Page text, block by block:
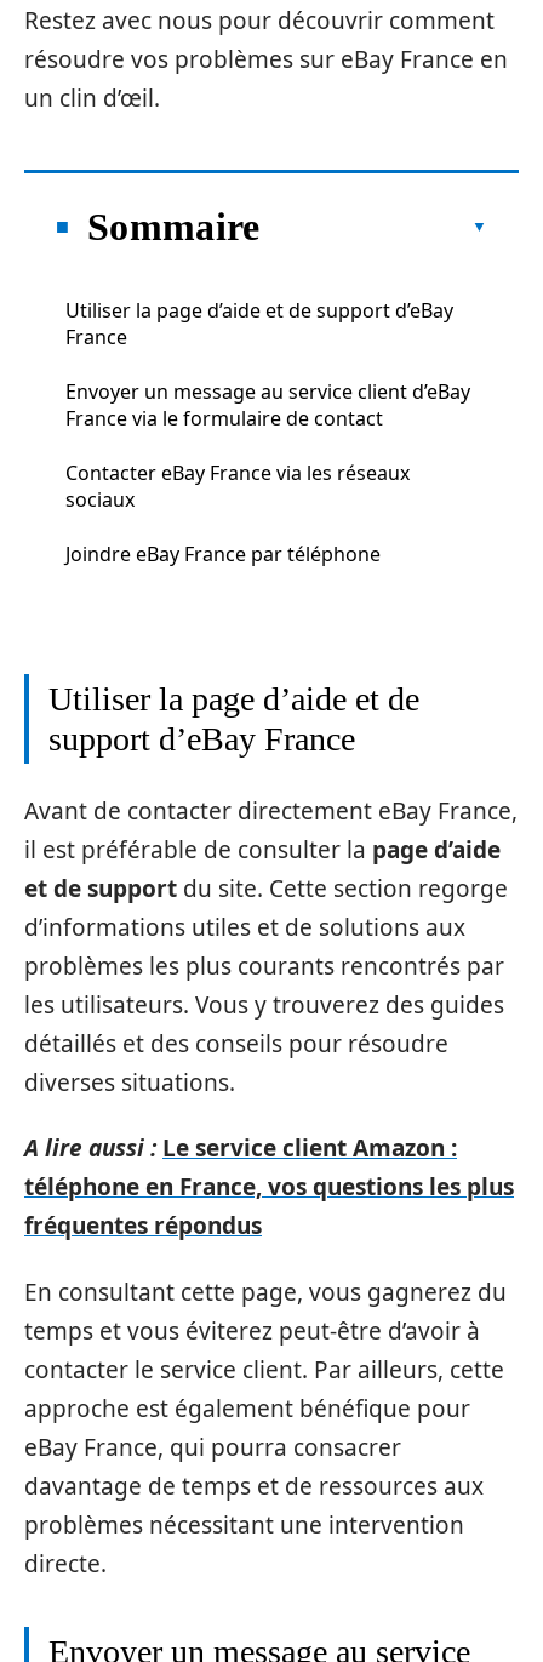
Restez avec nous pour découvrir comment
résoudre vos problèmes sur eBay France en
un clin d’œil.
Sommaire
Utiliser la page d’aide et de support d’eBay
France
Envoyer un message au service client d’eBay
France via le formulaire de contact
Contacter eBay France via les réseaux
sociaux
Joindre eBay France par téléphone
Utiliser la page d’aide et de
support d’eBay France
Avant de contacter directement eBay France,
il est préférable de consulter la page d’aide
et de support du site. Cette section regorge
d’informations utiles et de solutions aux
problèmes les plus courants rencontrés par
les utilisateurs. Vous y trouverez des guides
détaillés et des conseils pour résoudre
diverses situations.
A lire aussi : Le service client Amazon :
téléphone en France, vos questions les plus
fréquentes répondus
En consultant cette page, vous gagnerez du
temps et vous éviterez peut-être d’avoir à
contacter le service client. Par ailleurs, cette
approche est également bénéfique pour
eBay France, qui pourra consacrer
davantage de temps et de ressources aux
problèmes nécessitant une intervention
directe.
Envoyer un message au service